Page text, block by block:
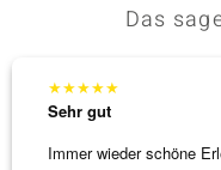
Das
★★★★★
Sehr gut
Immer wieder schöne